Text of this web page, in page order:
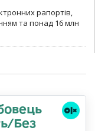
рапортів,
та понад 16 млн
Без